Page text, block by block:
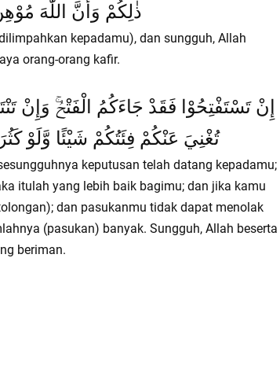
ذٰلِكُمْ وَأَنَّ اللّٰهَ مُوْهِنُ
kepadamu), dan sungguh, Allah
orang-orang kafir.
إِنْ تَسْتَفْتِحُوْا فَقَدْ جَاءَكُمُ الْفَتْحُۚ وَإِنْ
تُغْنِيَ عَنْكُمْ فِئَتُكُمْ شَيْئًا وَّلَوْ
keputusan telah datang kepadamu;
itulah yang lebih baik bagimu; dan jika kamu
dan pasukanmu tidak dapat menolak
(pasukan) banyak. Sungguh, Allah beserta
beriman.